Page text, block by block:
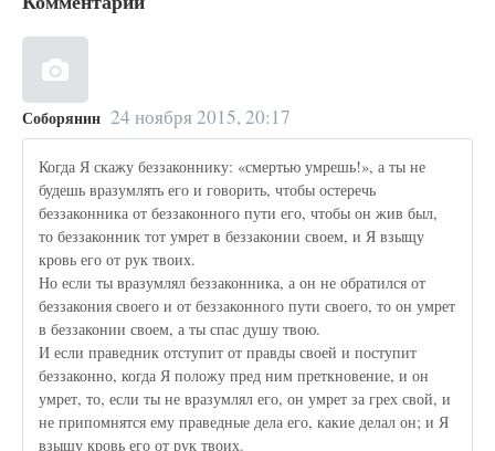
Соборянин 24 ноября 2015, 20:17
Когда Я скажу беззаконнику: «смертью умрешь!», а ты не
будешь вразумлять его и говорить, чтобы остеречь
беззаконника от беззаконного пути его, чтобы он жив был,
то беззаконник тот умрет в беззаконии своем, и Я взыщу
кровь его от рук твоих.
Но если ты вразумлял беззаконника, а он не обратился от
беззакония своего и от беззаконного пути своего, то он умрет
в беззаконии своем, а ты спас душу твою.
И если праведник отступит от правды своей и поступит
беззаконно, когда Я положу пред ним преткновение, и он
умрет, то, если ты не вразумлял его, он умрет за грех свой, и
не припомнятся ему праведные дела его, какие делал он; и Я
взыщу кровь его от рук твоих.